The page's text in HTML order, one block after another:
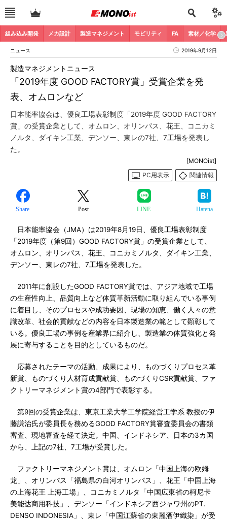
組み込み開発 メカ設計 製造マネジメント モビリティ FA 素材／化学
ニュース 2019年9月12日
「2019年度 GOOD FACTORY賞」受賞企業を発
表、オムロンなど
製造マネジメントニュース
日本能率協会は、優良工場表彰制度「2019年度 GOOD FACTORY
賞」の受賞企業として、オムロン、オリンパス、花王、コニカミ
ノルタ、ダイキン工業、デンソー、東レの7社、7工場を発表し
た。
[MONOist]
PC用表示
関連情報
Share Post LINE Hatena
日本能率協会（JMA）は2019年8月19日、優良工場表彰制度
「2019年度（第9回）GOOD FACTORY賞」の受賞企業として、
オムロン、オリンパス、花王、コニカミノルタ、ダイキン工業、
デンソー、東レの7社、7工場を発表した。
2011年に創設したGOOD FACTORY賞では、アジア地域で工場
の生産性向上、品質向上など体質革新活動に取り組んでいる事例
に着目し、そのプロセスや成功要因、現場の知恵、働く人々の意
識改革、社会的貢献などの内容を日本製造業の範として顕彰して
いる。優良工場の事例を産業界に紹介し、製造業の体質強化と発
展に寄与することを目的としているものだ。
応募されたテーマの活動、成果により、ものづくりプロセス革
新賞、ものづくり人材育成貢献賞、ものづくりCSR貢献賞、ファ
クトリーマネジメント賞の4部門で表彰する。
第9回の受賞企業は、東京工業大学工学院経営工学系 教授の伊
藤謙治氏が委員長を務めるGOOD FACTORY賞審査委員会の書類
審査、現地審査を経て決定。中国、インドネシア、日本の3カ国
から、上記の7社、7工場が受賞した。
ファクトリーマネジメント賞は、オムロン「中国上海の欧姆
龙」、オリンパス「福島県の白河オリンパス」、花王「中国上海
の上海花王 上海工場」、コニカミノルタ「中国広東省の柯尼卡
美能达商用科技」、デンソー「インドネシア西ジャワ州のPT.
DENSO INDONESIA」、東レ「中国江蘇省の東麗酒伊織染」が受